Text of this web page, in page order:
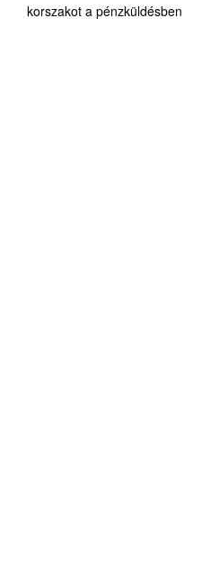
korszakot a pénzküldésben